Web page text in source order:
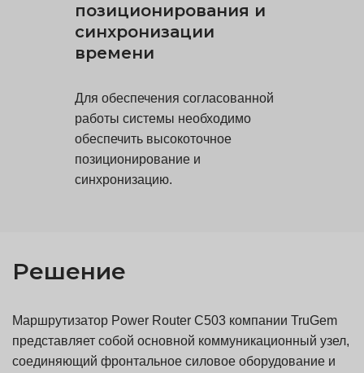
позиционирования и
синхронизации
времени
Для обеспечения согласованной
работы системы необходимо
обеспечить высокоточное
позиционирование и
синхронизацию.
Решение
Маршрутизатор Power Router C503 компании TruGem
представляет собой основной коммуникационный узел,
соединяющий фронтальное силовое оборудование и